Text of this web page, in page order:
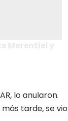
lo anularon.
tarde, se vio